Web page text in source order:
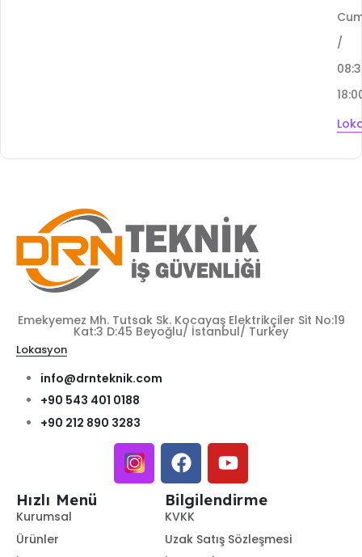
/
Emekyemez Mh. Tutsak Sk. Kocayaş Elektrikçiler Sit No:19
Kat:3 D:45 Beyoğlu/ İstanbul/ Turkey
Lokasyon
info@drnteknik.com
+90 543 401 0188
+90 212 890 3283
Hızlı Menü
Kurumsal
Ürünler
Bilgilendirme
KVKK
Uzak Satış Sözleşmesi